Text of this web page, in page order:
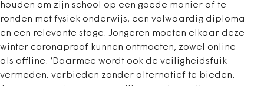
houden om zijn school op een goede manier af te
ronden met fysiek onderwijs, een volwaardig diploma
en een relevante stage. Jongeren moeten elkaar deze
winter coronaproof kunnen ontmoeten, zowel online
als offline. ‘Daarmee wordt ook de veiligheidsfuik
vermeden: verbieden zonder alternatief te bieden.